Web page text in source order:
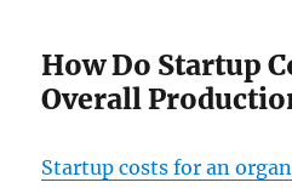
How Do Startup
Overall
Startup costs for an